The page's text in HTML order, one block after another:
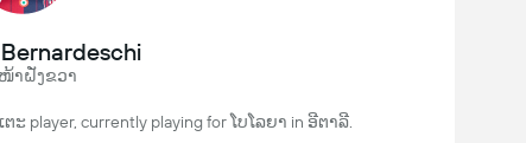
າຝັ່ງຂວາ
ະ player, currently playing for ໂບໂລຍາ in ອີຕາລີ.